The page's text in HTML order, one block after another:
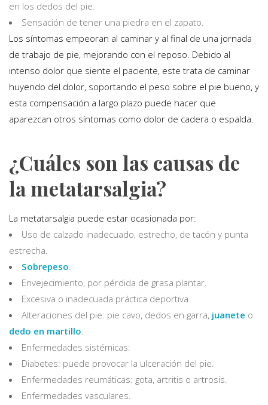
en los dedos del pie.
Sensación de tener una piedra en el zapato.
Los síntomas empeoran al caminar y al final de una jornada
de trabajo de pie, mejorando con el reposo. Debido al
intenso dolor que siente el paciente, este trata de caminar
huyendo del dolor, soportando el peso sobre el pie bueno, y
esta compensación a largo plazo puede hacer que
aparezcan otros síntomas como dolor de cadera o espalda.
¿Cuáles son las causas de
la metatarsalgia?
La metatarsalgia puede estar ocasionada por:
Uso de calzado inadecuado, estrecho, de tacón y punta
estrecha.
Sobrepeso.
Envejecimiento, por pérdida de grasa plantar.
Excesiva o inadecuada práctica deportiva.
Alteraciones del pie: pie cavo, dedos en garra, juanete o
dedo en martillo.
Enfermedades sistémicas:
Diabetes: puede provocar la ulceración del pie.
Enfermedades reumáticas: gota, artritis o artrosis.
Enfermedades vasculares.